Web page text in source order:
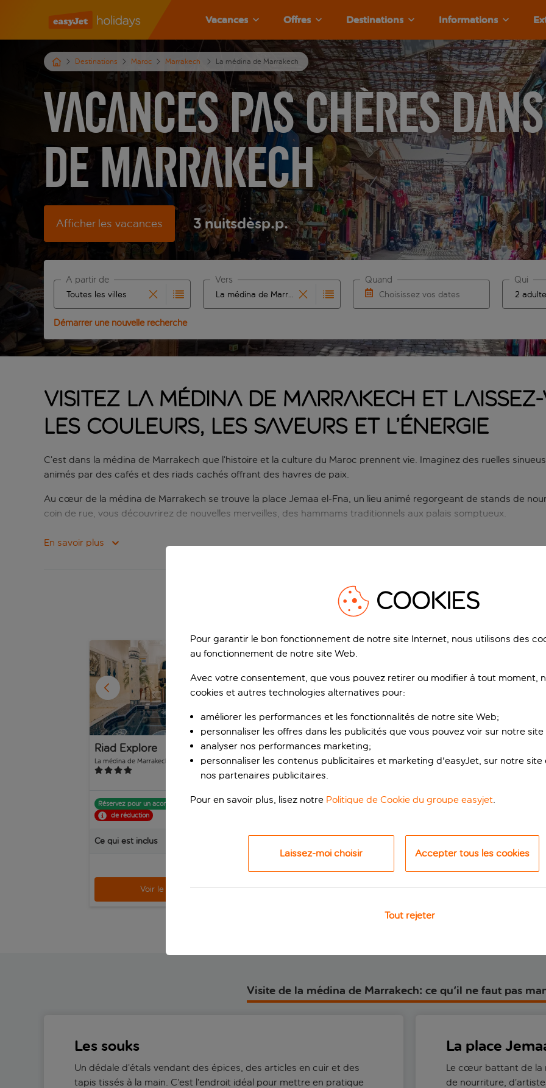
Vacances Offres Destinations Informations
Destinations Maroc Marrakech La médina de Marrakech
Vacances pas chères
de Marrakech
Afficher les vacances 3nuitsdèsp.p.
Commencez à taper pour la saisie automatique. Lorsque les résultats de saisie automatique sont disponibles
À partir de
Commencez à taper pour la saisie automatique. Lorsque les résultats de la
Vers
Choisissez vos dates
Quand Qui
Démarrer une nouvelle recherche
Visitez la médina de Marrakech et
les couleurs, les saveurs et l’énergie
C’est dans la médina de Marrakech que l’histoire et la culture du Maroc prennent vie. Imaginez des ruelles
animés par des cafés et des riads cachés offrant des havres de paix.
Au cœur de la médina de Marrakech se trouve la place Jemaa el-Fna, un lieu animé regorgeant de stands de
coin de rue, vous découvrirez de nouvelles merveilles, des hammams traditionnels aux palais somptueux.
Vous vous demandez que faire dans la médina de Marrakech? Que vous marchandiez des souvenirs dans les
admiriez le coucher de soleil un thé à la menthe à la main, la médina a un rythme qui lui est propre. C’est le
En savoir plus
Des vacances qui pourraient
/
Riad Explore
La médina de Marrakech, Marrakech , Maroc
Réservez pour un acompte de p.p.
de réduction
Ce qui est inclus
Voir le séjour
Riad Zahrat Al Sahara
La médina de Marrakech, Marrakech , Maroc
Réservez pour un acompte de p.p.
Voir le séjour
La médina de Marrakech, Marrakech ,
Réservez pour un acompte de p.p.
Voir le séjour
Visite de la médina de Marrakech: ce qu'il ne faut pas
Les souks
Un dédale d’étals vendant des épices, des articles en cuir et des
tapis tissés à la main. C’est l’endroit idéal pour mettre en pratique
La place
Le cœur battant de la
de nourriture,
COOKIES
Pour garantir le bon fonctionnement de notre site Internet, nous utilisons des
au fonctionnement de notre site Web.
Avec votre consentement, que vous pouvez retirer ou modifier à tout moment,
cookies et autres technologies alternatives pour:
améliorer les performances et les fonctionnalités de notre site Web;
personnaliser les offres dans les publicités que vous pouvez voir sur notre site
analyser nos performances marketing;
personnaliser les contenus publicitaires et marketing d'easyJet, sur notre site
nos partenaires publicitaires.
Pour en savoir plus, lisez notre Politique de Cookie du groupe easyjet.
Laissez-moi choisir Accepter tous les cookies
Tout rejeter